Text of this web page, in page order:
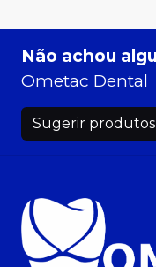
Não achou
Ometac Dental
Sugerir produtos